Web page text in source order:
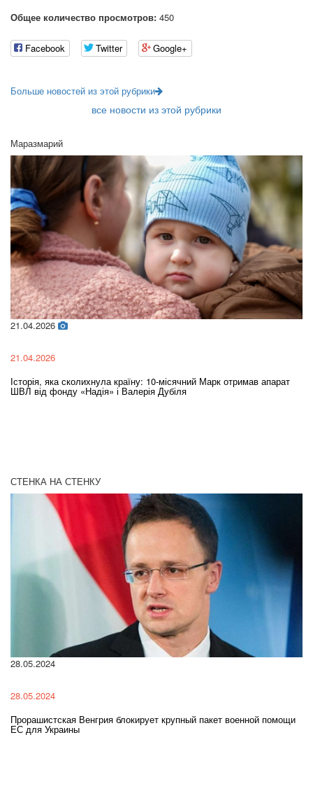
Общее количество просмотров: 450
Facebook Twitter Google+
Больше новостей из этой рубрики
все новости из этой рубрики
Маразмарий
21.04.2026
21.04.2026
Історія, яка сколихнула країну: 10-місячний Марк отримав апарат
ШВЛ від фонду «Надія» і Валерія Дубіля
СТЕНКА НА СТЕНКУ
28.05.2024
28.05.2024
Прорашистская Венгрия блокирует крупный пакет военной помощи
ЕС для Украины